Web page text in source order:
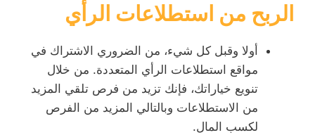
الربح من استطلاعات الرأي
أولا وقبل كل شيء، من الضروري الاشتراك في
مواقع استطلاعات الرأي المتعددة. من خلال
تنويع خياراتك، فإنك تزيد من فرص تلقي المزيد
من الاستطلاعات وبالتالي المزيد من الفرص
لكسب المال.